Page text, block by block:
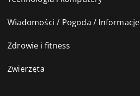
Wiadomości / Pogoda / Informacje
Zdrowie i fitness
Zwierzęta